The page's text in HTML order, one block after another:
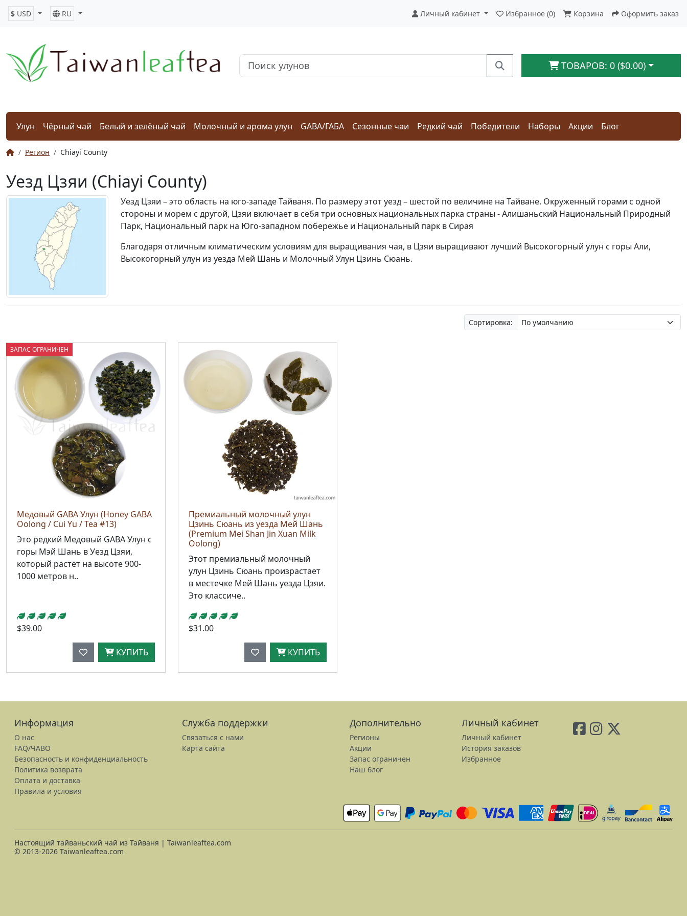
$ USD RU Личный кабинет Избранное (0) Корзина Оформить заказ
ТОВАРОВ: 0 ($0.00)
Улун Чёрный чай Белый и зелёный чай Молочный и арома улун GABA/ГАБА Сезонные чаи Редкий чай Победители Наборы Акции Блог
Регион Chiayi County
Уезд Цзяи (Chiayi County)
Уезд Цзяи – это область на юго-западе Тайваня. По размеру этот уезд – шестой по величине на Тайване. Окруженный горами с одной
стороны и морем с другой, Цзяи включает в себя три основных национальных парка страны - Алишаньский Национальный Природный
Парк, Национальный парк на Юго-западном побережье и Национальный парк в Сирая
Благодаря отличным климатическим условиям для выращивания чая, в Цзяи выращивают лучший Высокогорный улун с горы Али,
Высокогорный улун из уезда Мей Шань и Молочный Улун Цзинь Сюань.
Сортировка:
ЗАПАС ОГРАНИЧЕН
Медовый GABA Улун (Honey GABA
Oolong / Cui Yu / Tea #13)
Это редкий Медовый GABA Улун с
горы Мэй Шань в Уезд Цзяи,
который растёт на высоте 900-
1000 метров н..
$39.00
КУПИТЬ
Премиальный молочный улун
Цзинь Сюань из уезда Мей Шань
(Premium Mei Shan Jin Xuan Milk
Oolong)
Этот премиальный молочный
улун Цзинь Сюань произрастает
в местечке Мей Шань уезда Цзяи.
Это классиче..
$31.00
КУПИТЬ
Информация
О нас
FAQ/ЧАВО
Безопасность и конфиденциальность
Политика возврата
Оплата и доставка
Правила и условия
Служба поддержки
Связаться с нами
Карта сайта
Дополнительно
Регионы
Акции
Запас ограничен
Наш блог
Личный кабинет
Личный кабинет
История заказов
Избранное
Настоящий тайваньский чай из Тайваня | Taiwanleaftea.com
© 2013-2026 Taiwanleaftea.com